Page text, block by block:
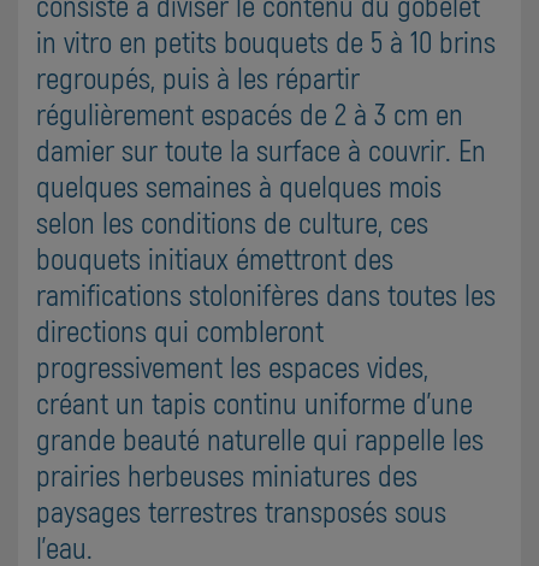
in vitro en petits bouquets de 5 à 10 brins
regroupés, puis à les répartir
régulièrement espacés de 2 à 3 cm en
damier sur toute la surface à couvrir. En
quelques semaines à quelques mois
selon les conditions de culture, ces
bouquets initiaux émettront des
ramifications stolonifères dans toutes les
directions qui combleront
progressivement les espaces vides,
créant un tapis continu uniforme d'une
grande beauté naturelle qui rappelle les
prairies herbeuses miniatures des
paysages terrestres transposés sous
l'eau.